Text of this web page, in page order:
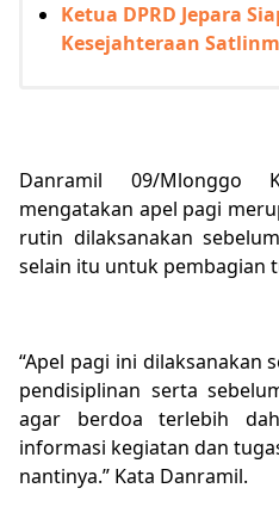
Ketua DPRD Jepara
Kesejahteraan
Danramil 09/Mlonggo
mengatakan apel pagi
rutin dilaksanakan
selain itu untuk pembagian
“Apel pagi ini dilaksanakan
pendisiplinan serta
agar berdoa terlebih
informasi kegiatan dan
nantinya.” Kata Danramil.